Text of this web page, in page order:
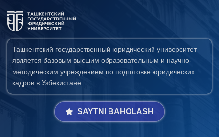
Ташкентский государственный юридический университет
является базовым высшим образовательным и научно-
методическим учреждением по подготовке юридических
кадров в Узбекистане.
SAYTNI BAHOLASH